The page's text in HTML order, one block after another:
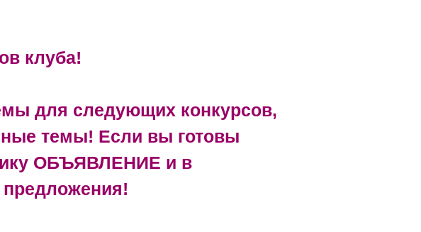
клуба!
для следующих конкурсов,
темы! Если вы готовы
ОБЪЯВЛЕНИЕ и в